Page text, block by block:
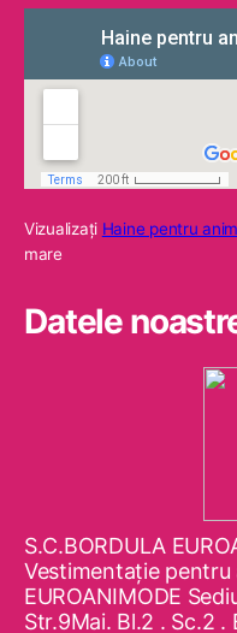
Vizualizaţi Haine pentru
mare
Datele
S.C.BORDULA
Vestimentaţie pentru
EUROANIMODE
Str.9Mai. Bl.2 . Sc.2 .